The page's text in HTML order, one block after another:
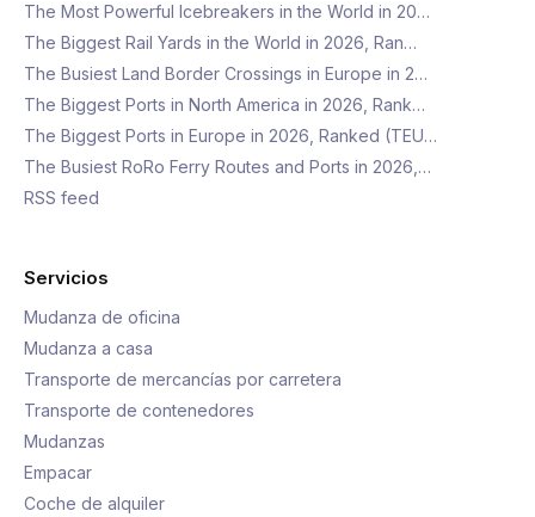
The Most Powerful Icebreakers in the World in 20…
The Biggest Rail Yards in the World in 2026, Ran…
The Busiest Land Border Crossings in Europe in 2…
The Biggest Ports in North America in 2026, Rank…
The Biggest Ports in Europe in 2026, Ranked (TEU…
The Busiest RoRo Ferry Routes and Ports in 2026,…
RSS feed
Servicios
Mudanza de oficina
Mudanza a casa
Transporte de mercancías por carretera
Transporte de contenedores
Mudanzas
Empacar
Coche de alquiler